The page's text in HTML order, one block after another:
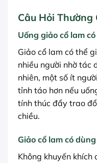
Câu Hỏi Thường
Uống giảo cổ lam
Giảo cổ lam có thể
nhiều người nhờ tác
nhiên, một số ít
tỉnh táo hơn nếu
tính thúc đẩy trao
chiều.
Giảo cổ lam có
Không khuyến khích